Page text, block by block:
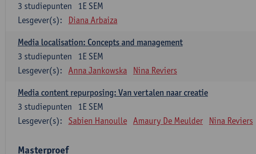
1E SEM
3 studiepunten
Lesgever(s):
Diana Arbaiza
Media localisation: Concepts and management
1E SEM
3 studiepunten
Lesgever(s):
Anna Jankowska Nina Reviers
Media content repurposing: Van vertalen naar creatie
1E SEM
3 studiepunten
Lesgever(s):
Sabien Hanoulle Amaury De Meulder Nina Reviers
Masterproef